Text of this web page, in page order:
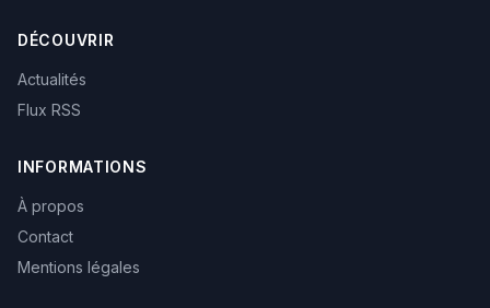
DÉCOUVRIR
Actualités
Flux RSS
INFORMATIONS
À propos
Contact
Mentions légales